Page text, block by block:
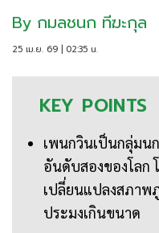
By กมลชนก ทีฆะกุล
25 เม.ย. 69 | 02:35 น.
KEY POINTS
เพนกวินเป็นกลุ่มน
อันดับสองของโลก
เปลี่ยนแปลงสภาพ
ประมงเกินขนาด